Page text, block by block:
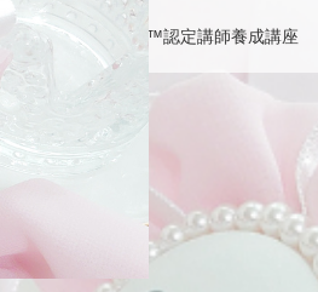
TinyTeeth™️認定講師養成講座